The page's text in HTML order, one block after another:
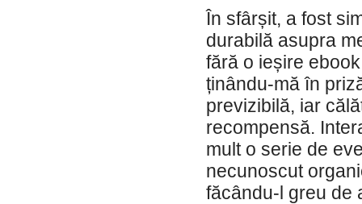
În sfârșit, a fost
durabilă asupra
fără o ieșire
ținându-mă în
previzibilă, iar
recompensă.
mult o serie de
necunoscut
făcându-l greu de